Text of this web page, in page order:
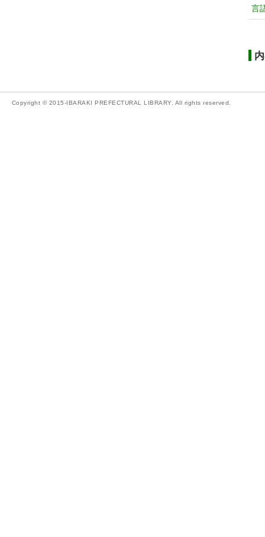
言
Copyright © 2015-IBARAKI PREFECTURAL LIBRARY. All rights reserved.